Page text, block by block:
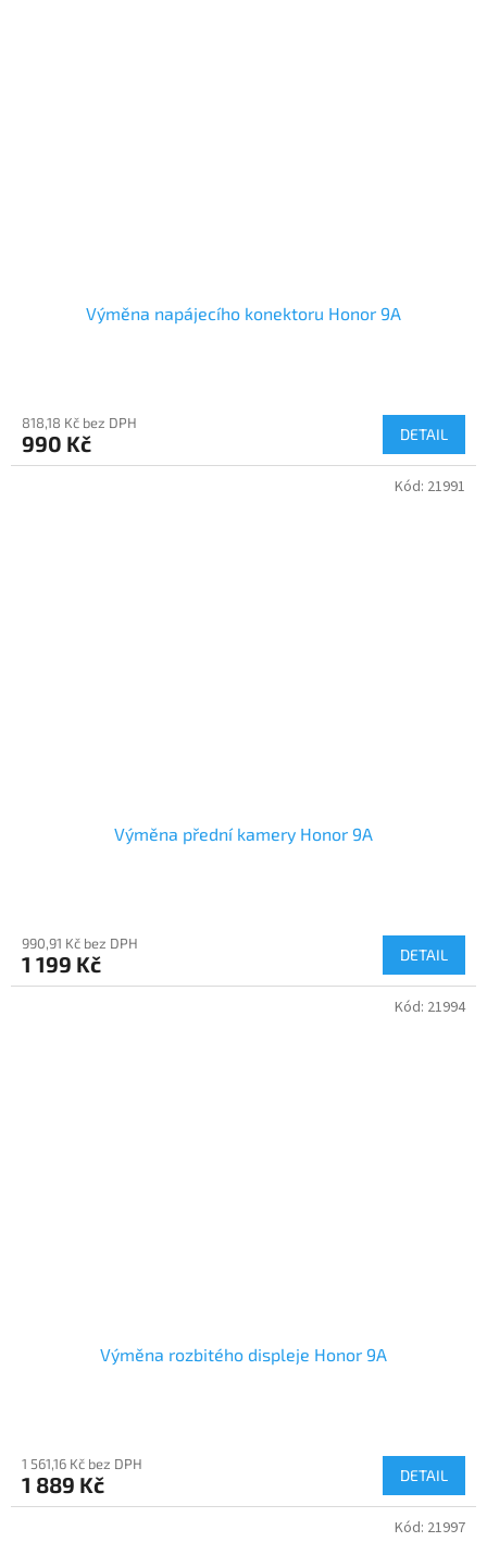
Výměna napájecího konektoru Honor 9A
818,18 Kč bez DPH
990 Kč DETAIL
Výměna přední kamery Honor 9A
990,91 Kč bez DPH
1 199 Kč DETAIL
Kód: 21991
Výměna rozbitého displeje Honor 9A
1 561,16 Kč bez DPH
1 889 Kč DETAIL
Kód: 21994
Kód: 21997